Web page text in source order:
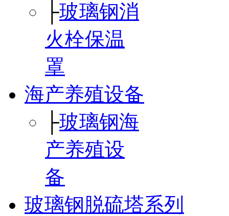
├玻璃钢消
火栓保温
罩
海产养殖设备
├玻璃钢海
产养殖设
备
玻璃钢脱硫塔系列